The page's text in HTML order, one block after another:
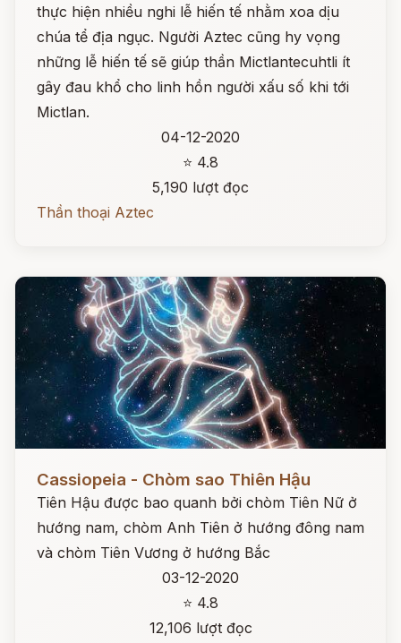
thực hiện nhiều nghi lễ hiến tế nhằm xoa dịu
chúa tể địa ngục. Người Aztec cũng hy vọng
những lễ hiến tế sẽ giúp thần Mictlantecuhtli ít
gây đau khổ cho linh hồn người xấu số khi tới
Mictlan.
04-12-2020
⭐ 4.8
5,190 lượt đọc
Thần thoại Aztec
Cassiopeia - Chòm sao Thiên Hậu
Tiên Hậu được bao quanh bởi chòm Tiên Nữ ở
hướng nam, chòm Anh Tiên ở hướng đông nam
và chòm Tiên Vương ở hướng Bắc
03-12-2020
⭐ 4.8
12,106 lượt đọc